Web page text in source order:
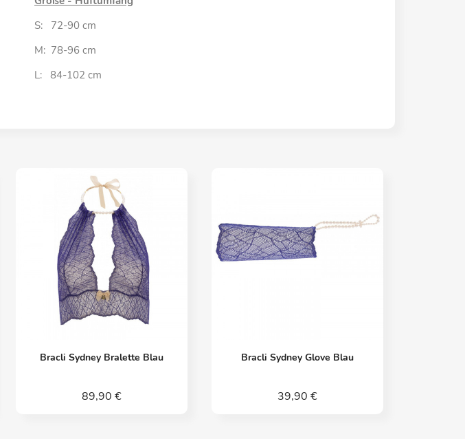
S: 72-90 cm
M: 78-96 cm
L: 84-102 cm
Vorschau
Bracli Sydney Bralette Blau
89,90 €
Vorschau
Bracli Sydney Glove Blau
39,90 €